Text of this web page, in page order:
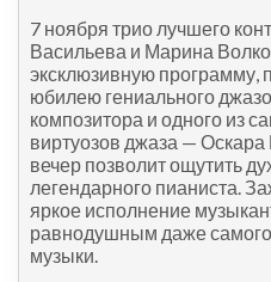
7 ноября трио лучшего
Васильева и Марина
эксклюзивную программу,
юбилею гениального
композитора и одного из
виртуозов джаза —
вечер позволит ощутить
легендарного пианиста.
яркое исполнение
равнодушным даже
музыки.